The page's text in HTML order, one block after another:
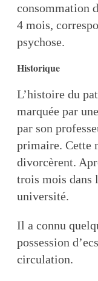
consommation
4 mois,
psychose.
Historique
L’histoire du
marquée par
par son
primaire. Cette
divorcèrent.
trois mois dans
université.
Il a connu
possession
circulation.